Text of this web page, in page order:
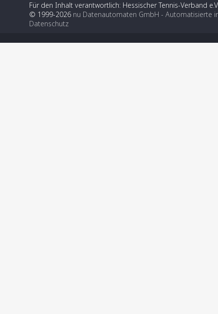
Für den Inhalt verantwortlich: Hessischer Tennis-Verband
© 1999-2026 nu Datenautomaten GmbH - Automatisierte
Datenschutz